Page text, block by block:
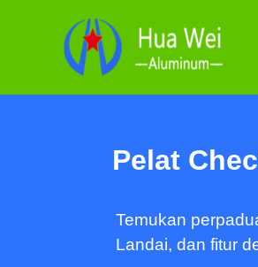
Pelat
Temukan
Landai, dan fitur